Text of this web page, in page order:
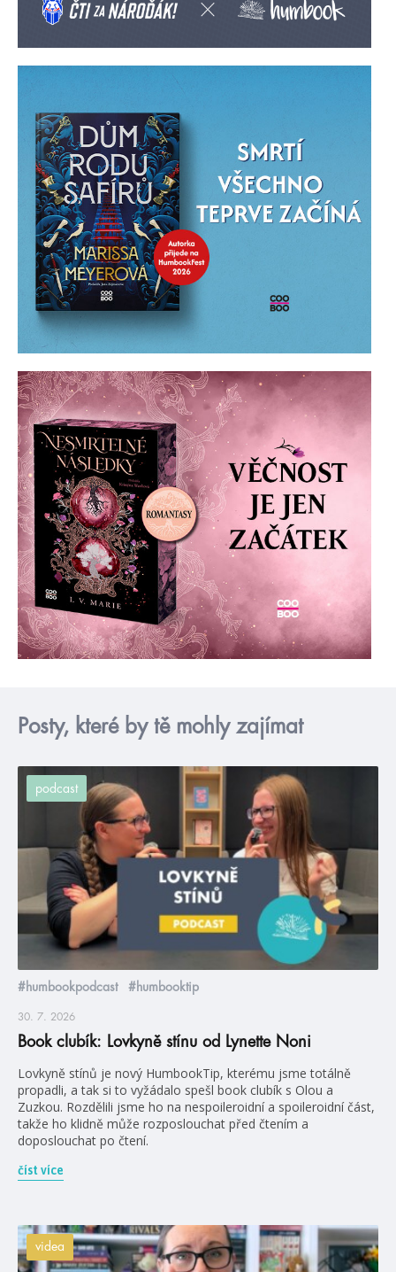
Posty, které by tě mohly zajímat
podcast
#humbookpodcast #humbooktip
30. 7. 2026
Book clubík: Lovkyně stínu od Lynette Noni
Lovkyně stínů je nový HumbookTip, kterému jsme totálně
propadli, a tak si to vyžádalo spešl book clubík s Olou a
Zuzkou. Rozdělili jsme ho na nespoileroidní a spoileroidní část,
takže ho klidně může rozposlouchat před čtením a
doposlouchat po čtení.
číst více
videa